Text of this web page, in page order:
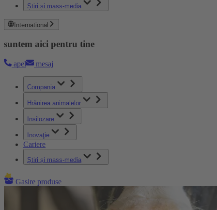
Știri și mass-media
International
suntem aici pentru tine
apel mesaj
Compania
Hrănirea animalelor
Insilozare
Inovaţie
Cariere
Știri și mass-media
Gasire produse